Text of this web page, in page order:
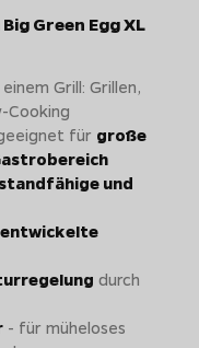
Green Egg XL
einem Grill: Grillen,
Cooking
für große
und
durch
- für müheloses